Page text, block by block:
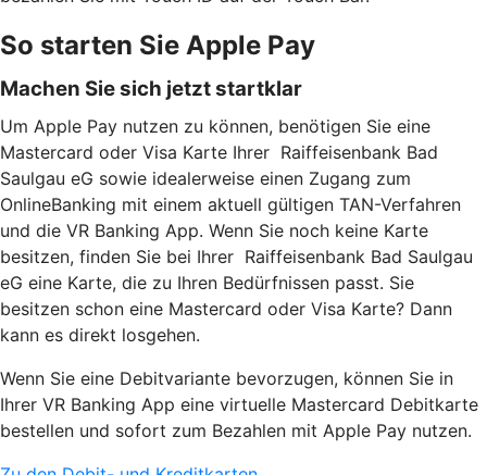
So starten Sie Apple Pay
Machen Sie sich jetzt startklar
Um Apple Pay nutzen zu können, benötigen Sie eine
Mastercard oder Visa Karte Ihrer Raiffeisenbank Bad
Saulgau eG sowie idealerweise einen Zugang zum
OnlineBanking mit einem aktuell gültigen TAN-Verfahren
und die VR Banking App. Wenn Sie noch keine Karte
besitzen, finden Sie bei Ihrer Raiffeisenbank Bad Saulgau
eG eine Karte, die zu Ihren Bedürfnissen passt. Sie
besitzen schon eine Mastercard oder Visa Karte? Dann
kann es direkt losgehen.
Wenn Sie eine Debitvariante bevorzugen, können Sie in
Ihrer VR Banking App eine virtuelle Mastercard Debitkarte
bestellen und sofort zum Bezahlen mit Apple Pay nutzen.